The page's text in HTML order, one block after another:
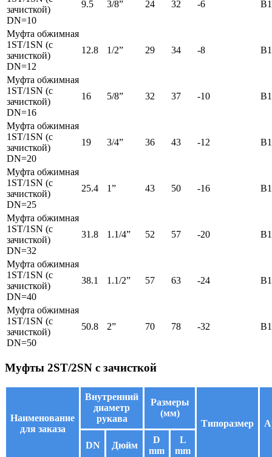
зачисткой)
DN=10
9.5 3/8” 24 32 -6
Муфта обжимная
1ST/1SN (с
зачисткой)
DN=12
12.8 1/2” 29 34 -8
Муфта обжимная
1ST/1SN (с
зачисткой)
DN=16
16 5/8” 32 37 -10
Муфта обжимная
1ST/1SN (с
зачисткой)
DN=20
19 3/4” 36 43 -12
Муфта обжимная
1ST/1SN (с
зачисткой)
DN=25
25.4 1” 43 50 -16
Муфта обжимная
1ST/1SN (с
зачисткой)
DN=32
31.8 1.1/4” 52 57 -20
Муфта обжимная
1ST/1SN (с
зачисткой)
DN=40
38.1 1.1/2” 57 63 -24
Муфта обжимная
1ST/1SN (с
зачисткой)
DN=50
50.8 2” 70 78 -32
Муфты 2ST/2SN с зачисткой
Наименование
для заказа
Внутренний
диаметр
рукава
Размеры
(мм)
Типоразмер
DN Дюйм
D
mm
L
mm